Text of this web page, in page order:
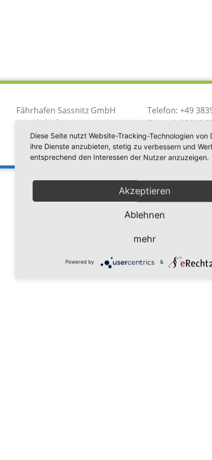
Fährhafen Sassnitz GmbH
Im Fährhafen 20
18546 Sassnitz / Neu Mukran
Deutschland
Telefon: +49
Fax: +49 38392
info@mukran-
Downloads
Diese Seite nutzt Website-Tracking-Technologien von
ihre Dienste anzubieten, stetig zu verbessern und
entsprechend den Interessen der Nutzer anzuzeigen.
Akzeptieren
Ablehnen
mehr
Powered by &